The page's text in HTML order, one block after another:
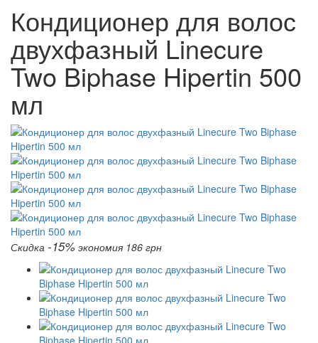
Кондиционер для волос
двухфазный Linecure
Two Biphase Hipertin 500
мл
Скидка -15% экономия 186 грн